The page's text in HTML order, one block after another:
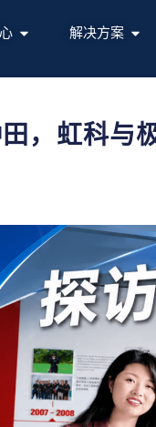
解决方案
，虹科与